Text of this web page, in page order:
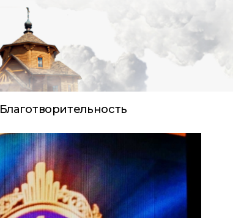
Благотворительность